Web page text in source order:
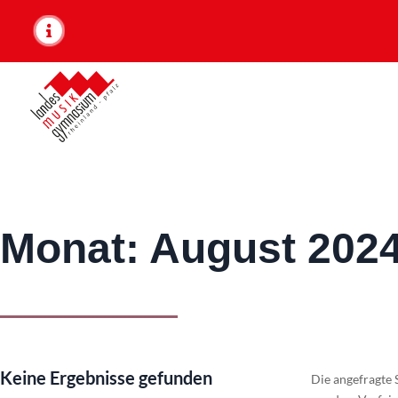
Monat: August
Keine Ergebnisse gefunden
Die angefragte
verwenden Sie